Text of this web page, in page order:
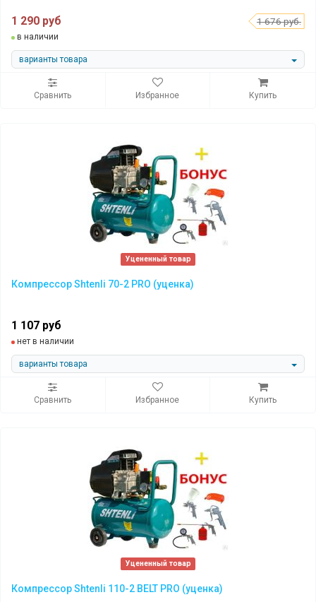
1 290 руб 1 676 руб.
в наличии
варианты товара
Сравнить Избранное Купить
Уцененный товар
Компрессор Shtenli 70-2 PRO (уценка)
1 107 руб
нет в наличии
варианты товара
Сравнить Избранное Купить
Уцененный товар
Компрессор Shtenli 110-2 BELT PRO (уценка)